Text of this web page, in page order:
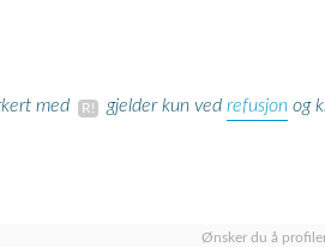
med gjelder kun ved refusjon og
Ønsker du å